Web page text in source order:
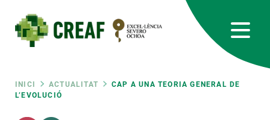
contingut
Fil
INICI ACTUALITAT
CAP A UNA TEORIA GENERAL DE
L’EVOLUCIÓ
RRSS
INTRANET